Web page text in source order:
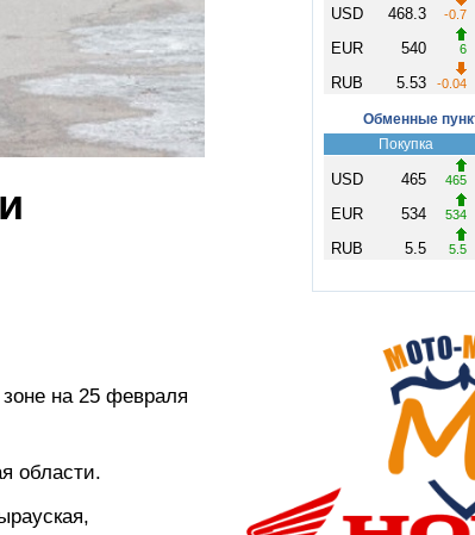
на 25 февраля
области.